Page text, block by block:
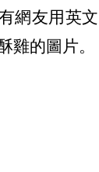
網友用英文
雞的圖片。